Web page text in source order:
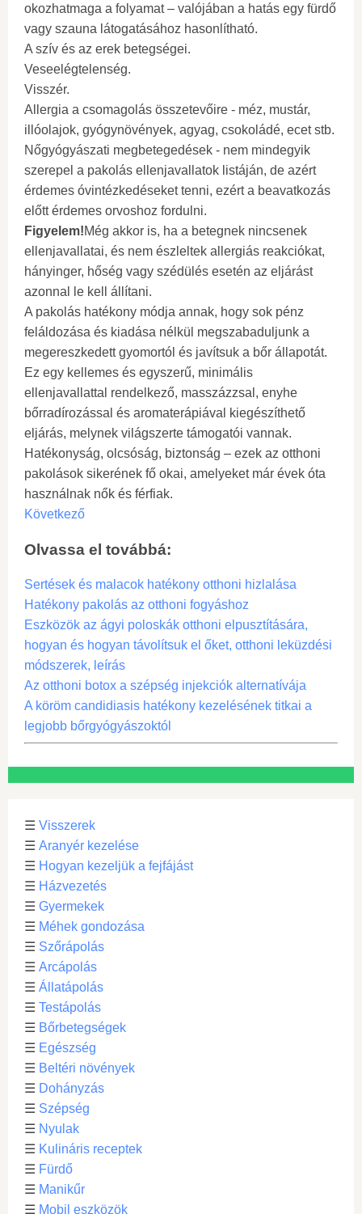
okozhatmaga a folyamat – valójában a hatás egy fürdő
vagy szauna látogatásához hasonlítható.
A szív és az erek betegségei.
Veseelégtelenség.
Visszér.
Allergia a csomagolás összetevőire - méz, mustár,
illóolajok, gyógynövények, agyag, csokoládé, ecet stb.
Nőgyógyászati ​​megbetegedések - nem mindegyik
szerepel a pakolás ellenjavallatok listáján, de azért
érdemes óvintézkedéseket tenni, ezért a beavatkozás
előtt érdemes orvoshoz fordulni.
Figyelem!Még akkor is, ha a betegnek nincsenek
ellenjavallatai, és nem észleltek allergiás reakciókat,
hányinger, hőség vagy szédülés esetén az eljárást
azonnal le kell állítani.
A pakolás hatékony módja annak, hogy sok pénz
feláldozása és kiadása nélkül megszabaduljunk a
megereszkedett gyomortól és javítsuk a bőr állapotát.
Ez egy kellemes és egyszerű, minimális
ellenjavallattal rendelkező, masszázzsal, enyhe
bőrradírozással és aromaterápiával kiegészíthető
eljárás, melynek világszerte támogatói vannak.
Hatékonyság, olcsóság, biztonság – ezek az otthoni
pakolások sikerének fő okai, amelyeket már évek óta
használnak nők és férfiak.
Következő
Olvassa el továbbá:
Sertések és malacok hatékony otthoni hizlalása
Hatékony pakolás az otthoni fogyáshoz
Eszközök az ágyi poloskák otthoni elpusztítására,
hogyan és hogyan távolítsuk el őket, otthoni leküzdési
módszerek, leírás
Az otthoni botox a szépség injekciók alternatívája
A köröm candidiasis hatékony kezelésének titkai a
legjobb bőrgyógyászoktól
☰ Visszerek
☰ Aranyér kezelése
☰ Hogyan kezeljük a fejfájást
☰ Házvezetés
☰ Gyermekek
☰ Méhek gondozása
☰ Szőrápolás
☰ Arcápolás
☰ Állatápolás
☰ Testápolás
☰ Bőrbetegségek
☰ Egészség
☰ Beltéri növények
☰ Dohányzás
☰ Szépség
☰ Nyulak
☰ Kulináris receptek
☰ Fürdő
☰ Manikűr
☰ Mobil eszközök